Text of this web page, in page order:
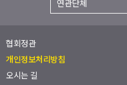
협회정관
개인정보처리방침
오시는 길